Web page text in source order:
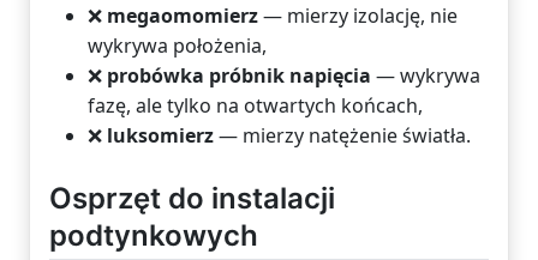
❌ megaomomierz— mierzy izolację, nie
wykrywa położenia,
❌ probówka próbnik napięcia — wykrywa
fazę, ale tylko na otwartych końcach,
❌ luksomierz— mierzy natężenie światła.
Osprzęt do instalacji
podtynkowych